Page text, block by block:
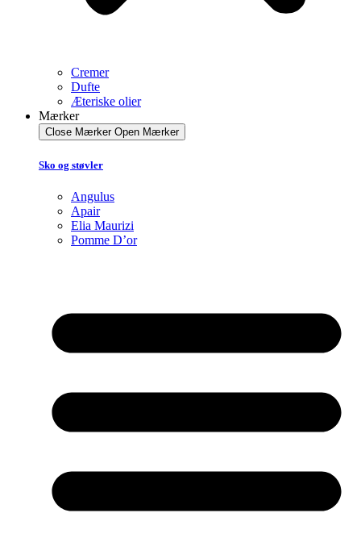
Cremer
Dufte
Æteriske olier
Mærker
Close Mærker Open Mærker
Sko og støvler
Angulus
Apair
Elia Maurizi
Pomme D’or